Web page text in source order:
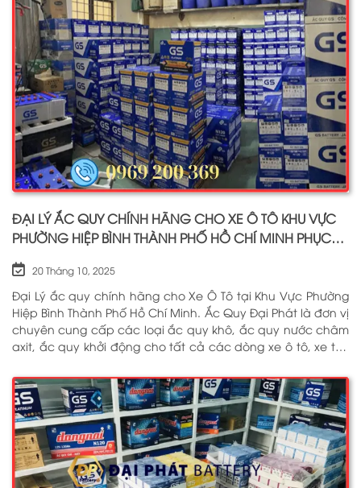
ĐẠI LÝ ẮC QUY CHÍNH HÃNG CHO XE Ô TÔ KHU VỰC
PHƯỜNG HIỆP BÌNH THÀNH PHỐ HỒ CHÍ MINH PHỤC
20 Tháng 10, 2025
Đại Lý ắc quy chính hãng cho Xe Ô Tô tại Khu Vực Phường
Hiệp Bình Thành Phố Hồ Chí Minh. Ắc Quy Đại Phát là đơn vị
chuyên cung cấp các loại ắc quy khô, ắc quy nước châm
axit, ắc quy khởi động cho tất cả các dòng xe ô tô, xe tải,
thương hiệu như: GS, ĐỒNG NAI, VARTA, DELKOR, SOLITE,
ENIMAC, BOSCH, ROCKET. Tell: 0969 200 369